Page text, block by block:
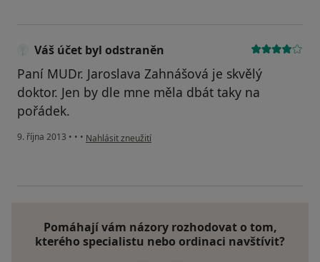
Váš účet byl odstraněn
Paní MUDr. Jaroslava Zahnášová je skvělý
doktor. Jen by dle mne měla dbát taky na
pořádek.
9. října 2013 • • • podle názoru uživatele Váš účet byl odstraněn
Nahlásit zneužití
Pomáhají vám názory rozhodovat o tom,
kterého specialistu nebo ordinaci navštívit?